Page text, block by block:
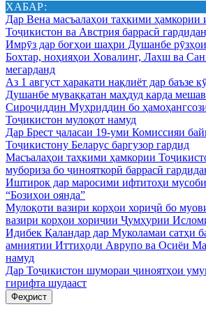
ХАБАР:
Дар Вена масъалаҳои таҳкими ҳамкории
Тоҷикистон ва Австрия баррасӣ
Имрӯз дар боғҳои шаҳри Душанбе
Бохтар, ноҳияҳои Ховалинг, Лахш ва
мегарданд
Аз 1 август ҳаракати нақлиёт дар баъзе
Душанбе муваққатан маҳдуд карда
Сироҷиддин Муҳриддин бо
Тоҷикистон мулоқот намуд
Дар Брест ҷаласаи 19-уми Комиссияи
Тоҷикистону Беларус баргузор гардид
Масъалаҳои таҳкими ҳамкории
мубориза бо ҷинояткорӣ баррасӣ
Иштирок дар маросими ифтитоҳи
“Бозиҳои оянда”
Мулоқоти вазири корҳои хориҷӣ бо
вазири корҳои хориҷии Ҷумҳурии
Идибек Қаландар дар Муколамаи сатҳи
амниятии Иттиҳоди Аврупо ва Осиёи
намуд
Дар Тоҷикистон шумораи ҷиноятҳои
гирифта шудааст
Феҳрист